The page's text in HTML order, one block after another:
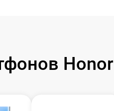
Honor